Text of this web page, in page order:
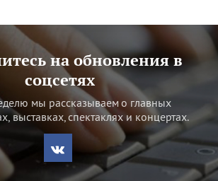
на обновления в
соцсетях
мы рассказываем о главных
выставках, спектаклях и концертах.